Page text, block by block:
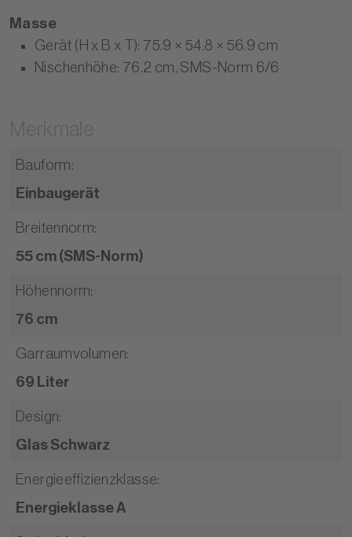
Masse
Gerät (H x B x T): 75.9 × 54.8 × 56.9 cm
Nischenhöhe: 76.2 cm, SMS-Norm 6/6
Bauform:
Einbaugerät
Breitennorm:
55 cm (SMS-Norm)
Höhennorm:
76 cm
Garraumvolumen:
69 Liter
Design:
Glas Schwarz
Energieeffizienzklasse:
Energieklasse A